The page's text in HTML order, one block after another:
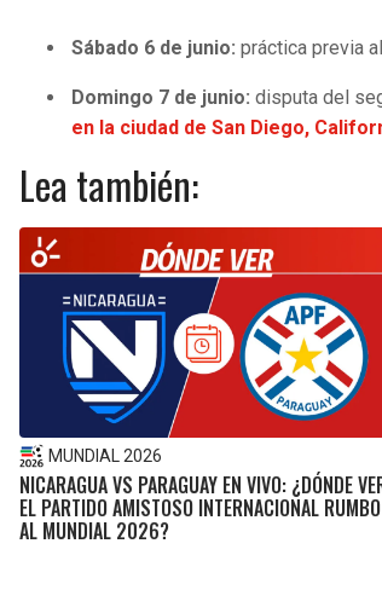
Sábado 6 de junio: práctica previa
Domingo 7 de junio: disputa del
en la ciudad de San Diego,
Lea también:
MUNDIAL 2026
NICARAGUA VS PARAGUAY EN VIVO: ¿DÓNDE
EL PARTIDO AMISTOSO INTERNACIONAL RUMBO
AL MUNDIAL 2026?